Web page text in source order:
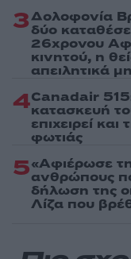
3Δολοφονία
δύο
26χρονου
κινητού, η
απειλητικά
4Canadair
κατασκευή
επιχειρεί
φωτιάς
5«Αφιέρωσε
ανθρώπους
δήλωση της
Λίζα που